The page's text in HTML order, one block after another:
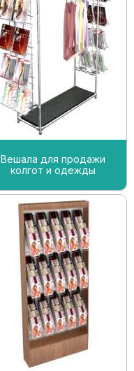
Вешала для продажи
колгот и одежды